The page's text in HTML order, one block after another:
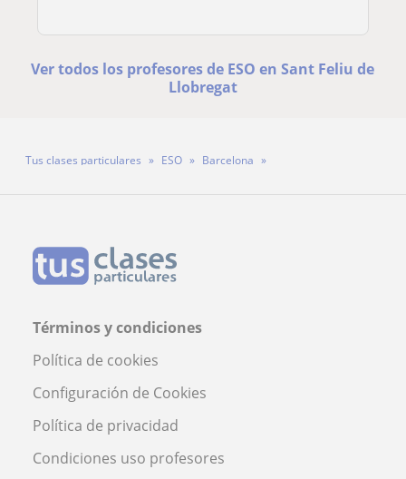
Ver todos los profesores de ESO en Sant Feliu de
Llobregat
Tus clases particulares ESO
Barcelona
Términos y condiciones
Política de cookies
Configuración de Cookies
Política de privacidad
Condiciones uso profesores